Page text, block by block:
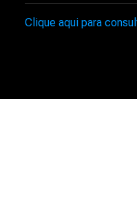
Clique aqui para